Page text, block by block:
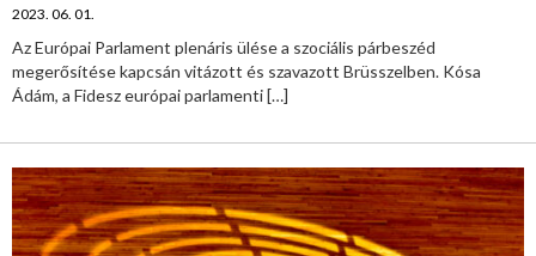
2023. 06. 01.
Az Európai Parlament plenáris ülése a szociális párbeszéd
megerősítése kapcsán vitázott és szavazott Brüsszelben. Kósa
Ádám, a Fidesz európai parlamenti[…]